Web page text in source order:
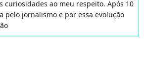
curiosidades ao meu respeito. Após 10
pelo jornalismo e por essa evolução